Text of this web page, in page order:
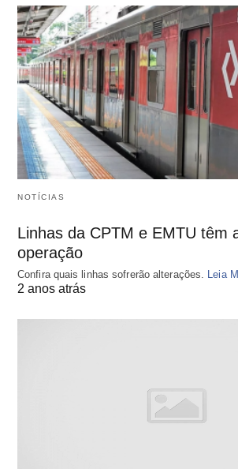
NOTÍCIAS
Linhas da CPTM e EMTU têm
operação
Confira quais linhas sofrerão alterações. Leia
2 anos atrás